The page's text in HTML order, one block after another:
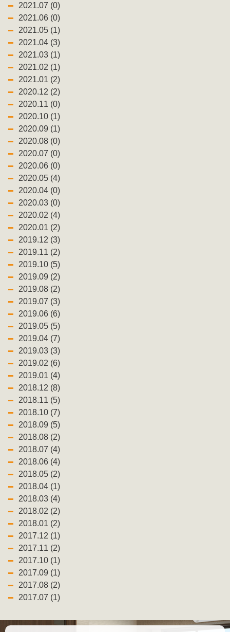
2021.07 (0)
2021.06 (0)
2021.05 (1)
2021.04 (3)
2021.03 (1)
2021.02 (1)
2021.01 (2)
2020.12 (2)
2020.11 (0)
2020.10 (1)
2020.09 (1)
2020.08 (0)
2020.07 (0)
2020.06 (0)
2020.05 (4)
2020.04 (0)
2020.03 (0)
2020.02 (4)
2020.01 (2)
2019.12 (3)
2019.11 (2)
2019.10 (5)
2019.09 (2)
2019.08 (2)
2019.07 (3)
2019.06 (6)
2019.05 (5)
2019.04 (7)
2019.03 (3)
2019.02 (6)
2019.01 (4)
2018.12 (8)
2018.11 (5)
2018.10 (7)
2018.09 (5)
2018.08 (2)
2018.07 (4)
2018.06 (4)
2018.05 (2)
2018.04 (1)
2018.03 (4)
2018.02 (2)
2018.01 (2)
2017.12 (1)
2017.11 (2)
2017.10 (1)
2017.09 (1)
2017.08 (2)
2017.07 (1)